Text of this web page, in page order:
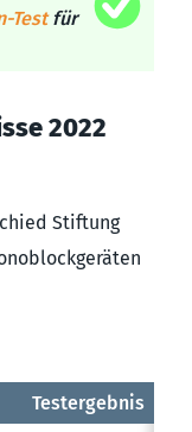
Testfür
2022
Stiftung
Testergebnis